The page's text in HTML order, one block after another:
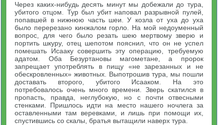
Через каких-нибудь десять минут мы добежали до тура,
убитого отцом. Тур был убит наповал разрывной пулей,
попавшей в нижнюю часть шеи. У козла от уха до уха
было перерезано кинжалом горло. На мой недоуменный
вопрос, для чего было резать шею мертвому зверю и
портить шкуру, отец шепотом пояснил, что он не успел
помешать Исааку совершить эту операцию, требуемую
адатом. Оба Безуртановы магометане, а пророк
запрещает употреблять в пищу «не зарезанных и не
обескровленных» животных. Выпотрошив тура, мы пошли
доставать второго, убитого Исааком. На это
потребовалось очень много времени. Зверь скатился в
пропасть, правда, неглубокую, но с почти отвесными
стенками. Пришлось идти на место нашего ночлега за
оставленными там веревками, и лишь при помощи их,
спустившись со скалы, братья вытащили наверх тура.